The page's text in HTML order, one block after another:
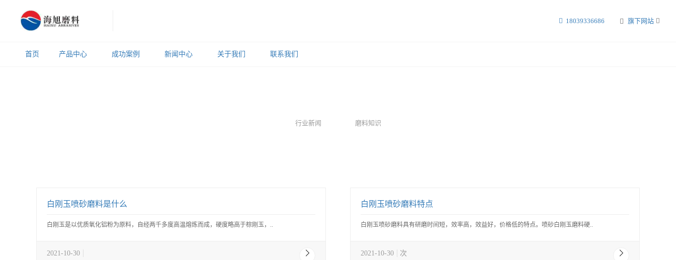
旗下网站
18039336686
首页 产品中心 成功案例 新闻中心 关于我们 联系我们
行业新闻 磨料知识
白刚玉喷砂磨料是什么
白刚玉是以优质氧化铝粉为原料，自经两千多度高温熔炼而成，硬度略高于棕刚玉，..
2021-10-30
白刚玉喷砂磨料特点
白刚玉喷砂磨料具有研磨时间短，效率高，效益好，价格低的特点。喷砂白刚玉磨料硬..
2021-10-30 次